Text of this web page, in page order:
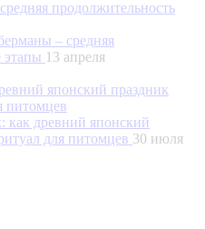
– средняя
этапы 13 апреля
как древний японский
для питомцев 30 июля